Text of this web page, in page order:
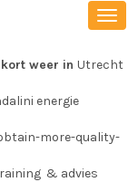
weer in Utrecht
energie
more-quality-
& advies